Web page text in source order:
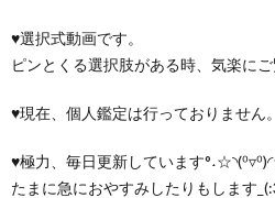
♥選択式動画です。
ピンとくる選択肢がある時、気楽に
♥現在、個人鑑定は行っておりません。
♥極力、毎日更新しています
たまに急におやすみしたりもします